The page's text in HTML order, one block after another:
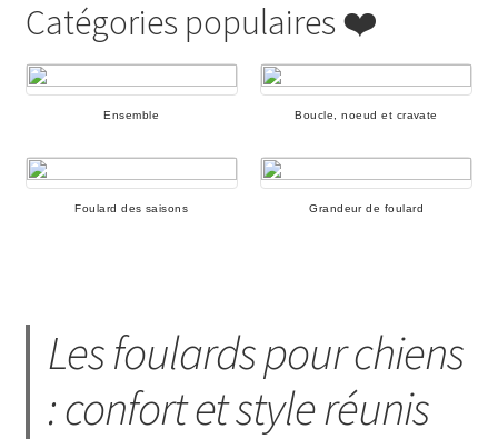
Catégories populaires ❤️
Ensemble Boucle, noeud et cravate
Foulard des saisons Grandeur de foulard
Les foulards pour chiens
: confort et style réunis